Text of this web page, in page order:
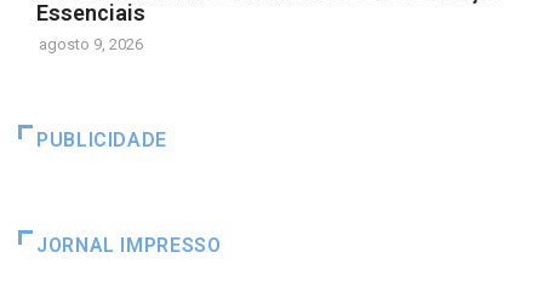
Essenciais
agosto 9, 2026
PUBLICIDADE
JORNAL IMPRESSO